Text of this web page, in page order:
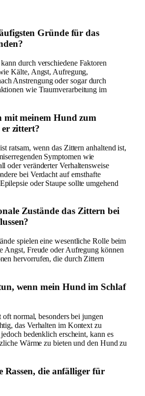
Gründe für das
durch verschiedene Faktoren
Kälte, Angst, Aufregung,
Anstrengung oder sogar durch
wie Traumverarbeitung im
mit meinem Hund zum
zittert?
ratsam, wenn das Zittern anhaltend ist,
Symptomen wie
oder veränderter Verhaltensweise
bei Verdacht auf ernsthafte
oder Staupe sollte umgehend
Zustände das Zittern bei
spielen eine wesentliche Rolle beim
Angst, Freude oder Aufregung können
hervorrufen, die durch Zittern
wenn mein Hund im Schlaf
normal, besonders bei jungen
das Verhalten im Kontext zu
bedenklich erscheint, kann es
Wärme zu bieten und den Hund zu
Rassen, die anfälliger für